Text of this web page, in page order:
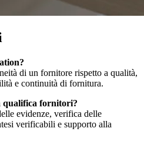
di un fornitore rispetto a qualità,
e continuità di fornitura.
qualifica fornitori?
evidenze, verifica delle
verificabili e supporto alla